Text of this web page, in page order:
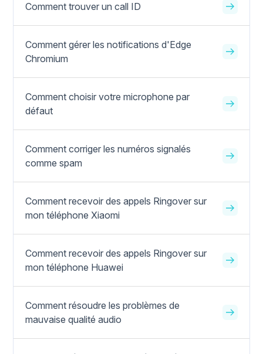
Comment trouver un call ID
Comment gérer les notifications d'Edge
Chromium
Comment choisir votre microphone par
défaut
Comment corriger les numéros signalés
comme spam
Comment recevoir des appels Ringover sur
mon téléphone Xiaomi
Comment recevoir des appels Ringover sur
mon téléphone Huawei
Comment résoudre les problèmes de
mauvaise qualité audio